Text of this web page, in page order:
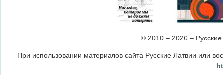
© 2010 – 2026 –
При использовании материалов сайта Русские Латвии или